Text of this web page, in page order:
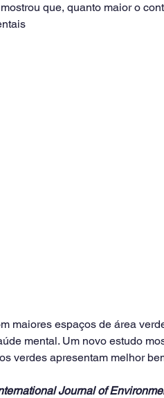
que, quanto maior o
maiores espaços de área
mental. Um novo estudo
verdes apresentam melhor
Journal of